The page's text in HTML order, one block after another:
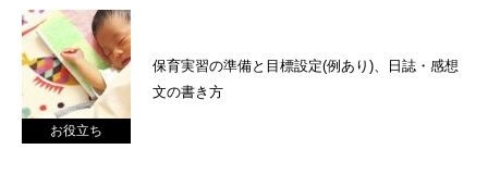
お役立ち
保育実習の準備と目標設定(例あり)、日誌・感想
文の書き方